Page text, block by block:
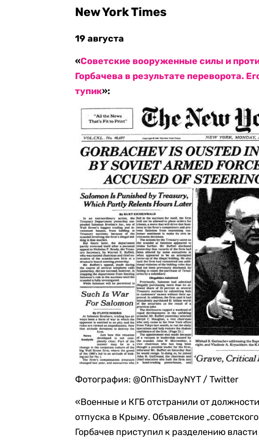
New York Times
19 августа
«Советские вооруженные силы и
Горбачева в результате переворота.
тупик»:
Фотография: @OnThisDayNYT / Twitter
«Военные и КГБ отстранили от
отпуска в Крыму. Объявление
Горбачев приступил к разделению